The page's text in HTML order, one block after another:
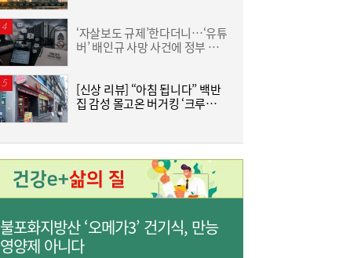
‘자살보도 규제’한다더니…‘유튜
버’ 배인규 사망 사건에 정부 대
[신상 리뷰] “아침 됩니다” 백반
집 감성 몰고온 버거킹 ‘크루아상
불포화지방산 ‘오메가3’ 건기식, 만능
영양제 아니다